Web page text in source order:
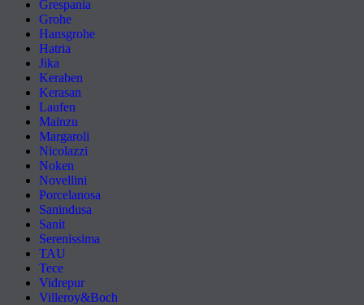
Grespania
Grohe
Hansgrohe
Hatria
Jika
Keraben
Kerasan
Laufen
Mainzu
Margaroli
Nicolazzi
Noken
Novellini
Porcelanosa
Sanindusa
Sanit
Serenissima
TAU
Tece
Vidrepur
Villeroy&Boch